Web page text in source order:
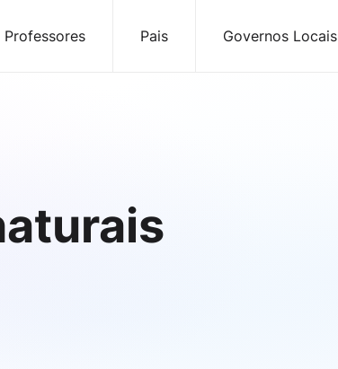
Professores Pais Governos Locais